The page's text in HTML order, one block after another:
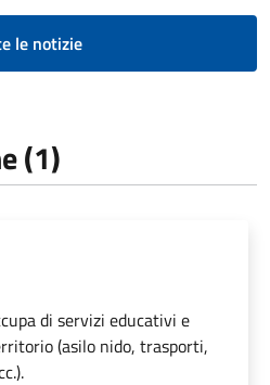
le notizie
(1)
di servizi educativi e
(asilo nido, trasporti,